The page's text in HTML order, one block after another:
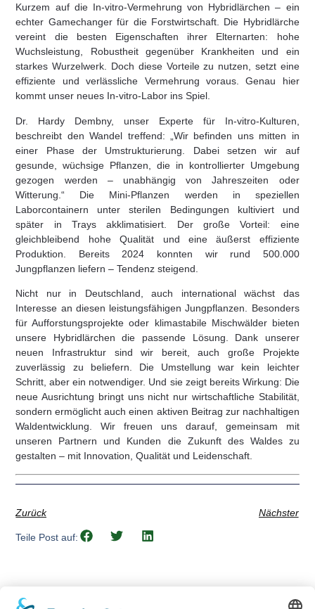
Kurzem auf die In-vitro-Vermehrung von Hybridlärchen – ein
echter Gamechanger für die Forstwirtschaft. Die Hybridlärche
vereint die besten Eigenschaften ihrer Elternarten: hohe
Wuchsleistung, Robustheit gegenüber Krankheiten und ein
starkes Wurzelwerk. Doch diese Vorteile zu nutzen, setzt eine
effiziente und verlässliche Vermehrung voraus. Genau hier
kommt unser neues In-vitro-Labor ins Spiel.
Dr. Hardy Dembny, unser Experte für In-vitro-Kulturen,
beschreibt den Wandel treffend: „Wir befinden uns mitten in
einer Phase der Umstrukturierung. Dabei setzen wir auf
gesunde, wüchsige Pflanzen, die in kontrollierter Umgebung
gezogen werden – unabhängig von Jahreszeiten oder
Witterung.“ Die Mini-Pflanzen werden in speziellen
Laborcontainern unter sterilen Bedingungen kultiviert und
später in Trays akklimatisiert. Der große Vorteil: eine
gleichbleibend hohe Qualität und eine äußerst effiziente
Produktion. Bereits 2024 konnten wir rund 500.000
Jungpflanzen liefern – Tendenz steigend.
Nicht nur in Deutschland, auch international wächst das
Interesse an diesen leistungsfähigen Jungpflanzen. Besonders
für Aufforstungsprojekte oder klimastabile Mischwälder bieten
unsere Hybridlärchen die passende Lösung. Dank unserer
neuen Infrastruktur sind wir bereit, auch große Projekte
zuverlässig zu beliefern. Die Umstellung war kein leichter
Schritt, aber ein notwendiger. Und sie zeigt bereits Wirkung: Die
neue Ausrichtung bringt uns nicht nur wirtschaftliche Stabilität,
sondern ermöglicht auch einen aktiven Beitrag zur nachhaltigen
Waldentwicklung. Wir freuen uns darauf, gemeinsam mit
unseren Partnern und Kunden die Zukunft des Waldes zu
gestalten – mit Innovation, Qualität und Leidenschaft.
Zurück Nächster
Teile Post auf: